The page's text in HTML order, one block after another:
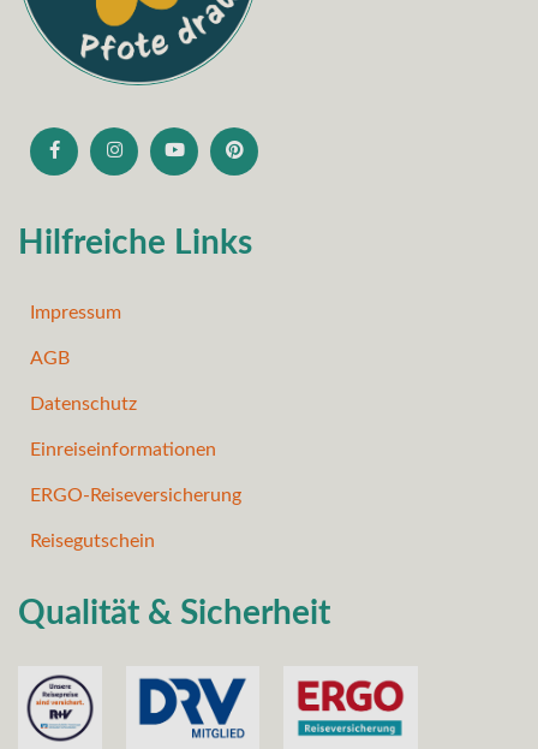
Hilfreiche Links
Impressum
AGB
Datenschutz
Einreiseinformationen
ERGO-Reiseversicherung
Reisegutschein
Qualität & Sicherheit